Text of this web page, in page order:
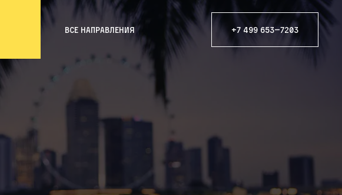
Все направления +7 499 653—7203